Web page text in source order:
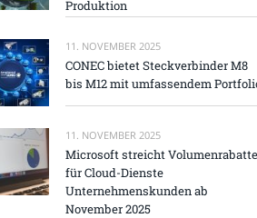
Produktion
11. NOVEMBER 2025
CONEC bietet Steckverbinder M8
bis M12 mit umfassendem
11. NOVEMBER 2025
Microsoft streicht Volumenrabatte
für Cloud-Dienste
Unternehmenskunden ab
November 2025